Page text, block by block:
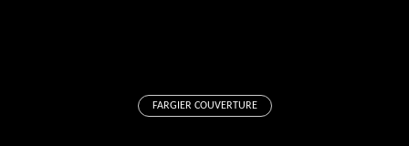
FARGIER COUVERTURE